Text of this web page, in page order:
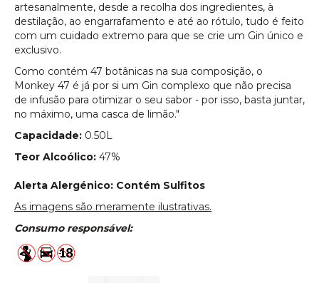
artesanalmente, desde a recolha dos ingredientes, à
destilação, ao engarrafamento e até ao rótulo, tudo é feito
com um cuidado extremo para que se crie um Gin único e
exclusivo.
Como contém 47 botânicas na sua composição, o
Monkey 47 é já por si um Gin complexo que não precisa
de infusão para otimizar o seu sabor - por isso, basta juntar,
no máximo, uma casca de limão."
Capacidade: 0.50L
Teor Alcoólico: 47%
Alerta Alergénico: Contém Sulfitos
As imagens são meramente ilustrativas.
Consumo responsável: